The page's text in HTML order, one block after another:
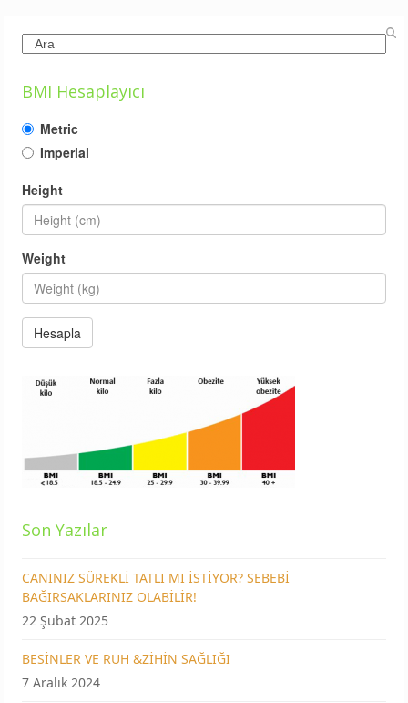
Search
BMI Hesaplayıcı
Metric
Imperial
Height
Weight
Son Yazılar
CANINIZ SÜREKLİ TATLI MI İSTİYOR? SEBEBİ
BAĞIRSAKLARINIZ OLABİLİR!
22 Şubat 2025
BESİNLER VE RUH &ZİHİN SAĞLIĞI
7 Aralık 2024